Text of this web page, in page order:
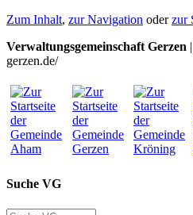
Zum Inhalt, zur Navigation oderzur
Verwaltungsgemeinschaft Gerzen
gerzen.de/
Suche VG